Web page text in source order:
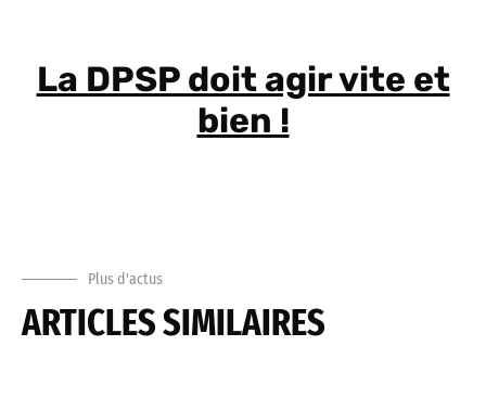
La DPSP doit agir vite et
bien !
Plus d'actus
ARTICLES SIMILAIRES